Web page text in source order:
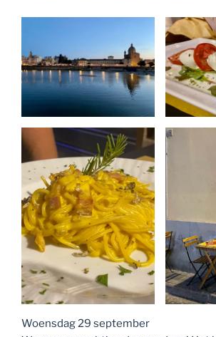
Woensdag 29 september